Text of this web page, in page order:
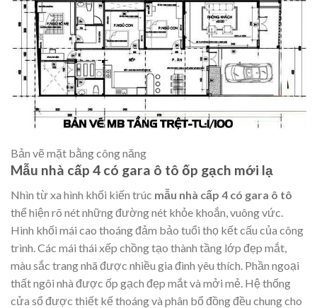
Bản vẽ mặt bằng công năng
Mẫu nhà cấp 4 có gara ô tô ốp gạch mới lạ
Nhìn từ xa hình khối kiến trúc mẫu nhà cấp 4 có gara ô tô
thể hiện rõ nét những đường nét khỏe khoắn, vuông vức.
Hình khối mái cao thoáng đảm bảo tuổi thọ kết cấu của công
trình. Các mái thái xếp chồng tạo thành tầng lớp đẹp mắt,
màu sắc trang nhã được nhiều gia đình yêu thích. Phần ngoại
thất ngôi nhà được ốp gạch đẹp mắt và mởi mẻ. Hệ thống
cửa sổ được thiết kế thoáng và phân bổ đồng đều chung cho